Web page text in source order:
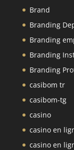
Brand
Branding
Branding
Branding
Branding
casibom tr
casibom-tg
casino
casino en
casino en